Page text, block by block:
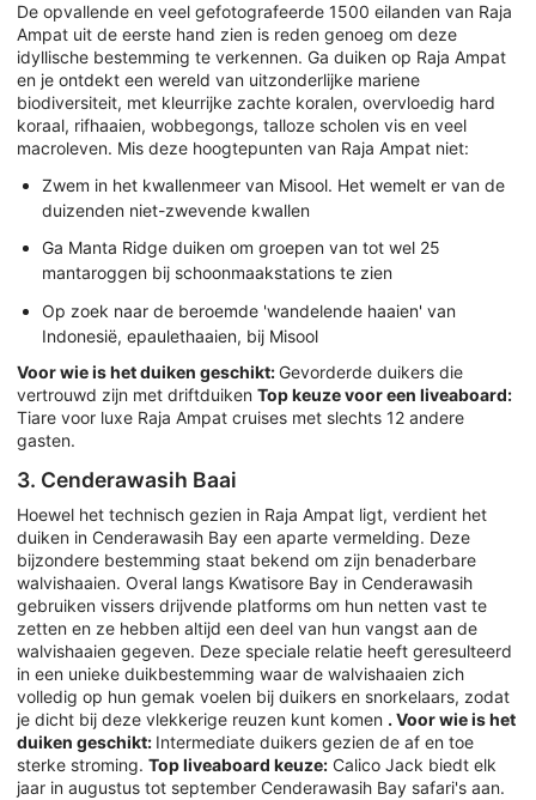
De opvallende en veel gefotografeerde 1500 eilanden van Raja
Ampat uit de eerste hand zien is reden genoeg om deze
idyllische bestemming te verkennen. Ga duiken op Raja Ampat
en je ontdekt een wereld van uitzonderlijke mariene
biodiversiteit, met kleurrijke zachte koralen, overvloedig hard
koraal, rifhaaien, wobbegongs, talloze scholen vis en veel
macroleven. Mis deze hoogtepunten van Raja Ampat niet:
Zwem in het kwallenmeer van Misool. Het wemelt er van de
duizenden niet-zwevende kwallen
Ga Manta Ridge duiken om groepen van tot wel 25
mantaroggen bij schoonmaakstations te zien
Op zoek naar de beroemde 'wandelende haaien' van
Indonesië, epaulethaaien, bij Misool
Voor wie is het duiken geschikt: Gevorderde duikers die
vertrouwd zijn met driftduiken Top keuze voor een liveaboard:
Tiare voor luxe Raja Ampat cruises met slechts 12 andere
gasten.
3. Cenderawasih Baai
Hoewel het technisch gezien in Raja Ampat ligt, verdient het
duiken in Cenderawasih Bay een aparte vermelding. Deze
bijzondere bestemming staat bekend om zijn benaderbare
walvishaaien. Overal langs Kwatisore Bay in Cenderawasih
gebruiken vissers drijvende platforms om hun netten vast te
zetten en ze hebben altijd een deel van hun vangst aan de
walvishaaien gegeven. Deze speciale relatie heeft geresulteerd
in een unieke duikbestemming waar de walvishaaien zich
volledig op hun gemak voelen bij duikers en snorkelaars, zodat
je dicht bij deze vlekkerige reuzen kunt komen . Voor wie is het
duiken geschikt: Intermediate duikers gezien de af en toe
sterke stroming. Top liveaboard keuze: Calico Jack biedt elk
jaar in augustus tot september Cenderawasih Bay safari's aan.